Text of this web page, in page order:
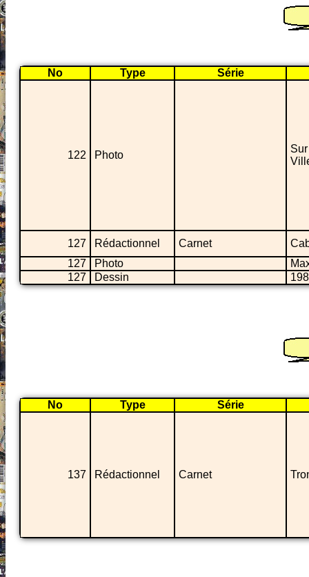
No Type Série
122 Photo
127 Rédactionnel Carnet
127
Photo
127
Dessin
No Type Série
137 Rédactionnel Carnet